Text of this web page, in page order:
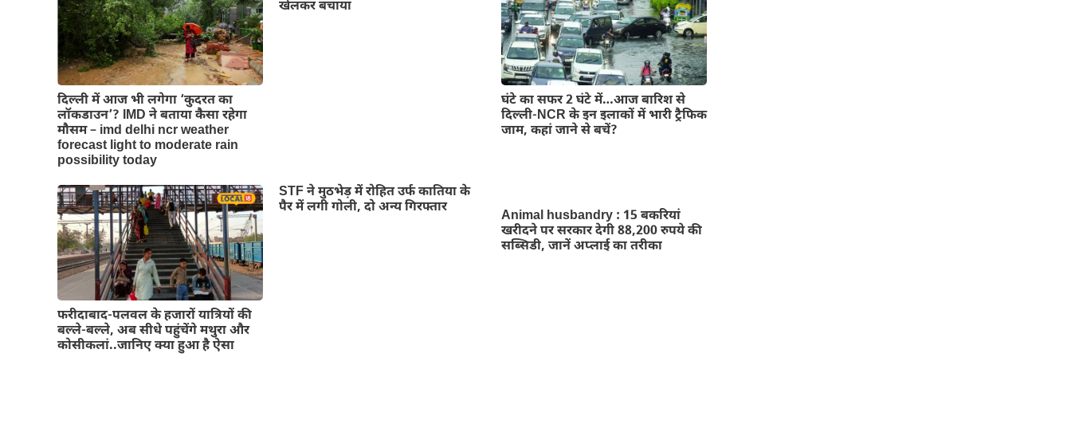
दिल्‍ली में आज भी लगेगा ‘कुदरत का
लॉकडाउन’? IMD ने बताया कैसा रहेगा
मौसम – imd delhi ncr weather
forecast light to moderate rain
possibility today
खेलकर बचाया
घंटे का सफर 2 घंटे में…आज बारिश से
दिल्ली-NCR के इन इलाकों में भारी ट्रैफिक
जाम, कहां जाने से बचें?
फरीदाबाद-पलवल के हजारों यात्रियों की
बल्ले-बल्ले, अब सीधे पहुंचेंगे मथुरा और
कोसीकलां..जानिए क्या हुआ है ऐसा
STF ने मुठभेड़ में रोहित उर्फ कातिया के
पैर में लगी गोली, दो अन्य गिरफ्तार
Animal husbandry : 15 बकरियां
खरीदने पर सरकार देगी 88,200 रुपये की
सब्सिडी, जानें अप्लाई का तरीका